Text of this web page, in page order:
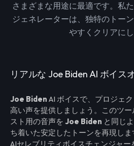
さまざまな用途に最適です。私
ジェネレーターは、独特のトー
やすくクリアにし
リアルな Joe Biden AI ボイス
Joe Biden AI ボイスで、プロジェ
高い声を提供しましょう。このツ
スト用の音声を Joe Biden と同じ
ち着いた安定したトーンを再現し
AIセレブリティボイスチェンジャ